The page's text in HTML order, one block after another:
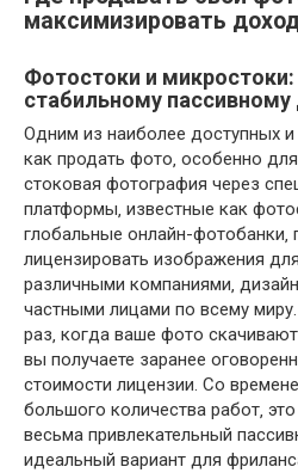
максимизировать
Фотостоки и микростоки:
стабильному пассивному
Одним из наиболее доступных
как продать фото‚ особенно
стоковая фотография через
платформы‚ известные как
глобальные онлайн-фотобанки‚
лицензировать изображения
различными компаниями‚
частными лицами по всему
раз‚ когда ваше фото
вы получаете заранее
стоимости лицензии. Со
большого количества работ‚
весьма привлекательный
идеальный вариант для